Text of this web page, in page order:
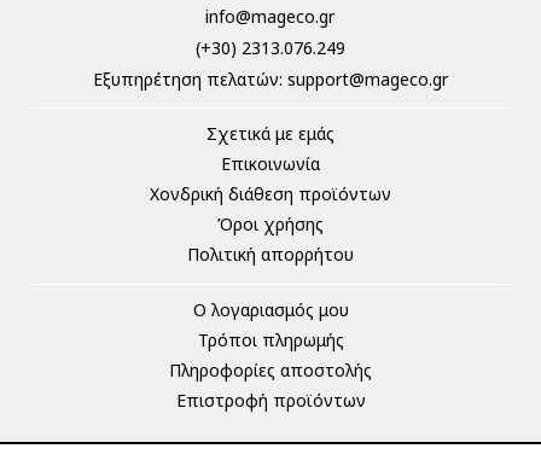
info@mageco.gr
(+30) 2313.076.249
Eξυπηρέτηση πελατών: support@mageco.gr
Σχετικά με εμάς
Επικοινωνία
Χονδρική διάθεση προϊόντων
Όροι χρήσης
Πολιτική απορρήτου
Ο λογαριασμός μου
Τρόποι πληρωμής
Πληροφορίες αποστολής
Επιστροφή προϊόντων